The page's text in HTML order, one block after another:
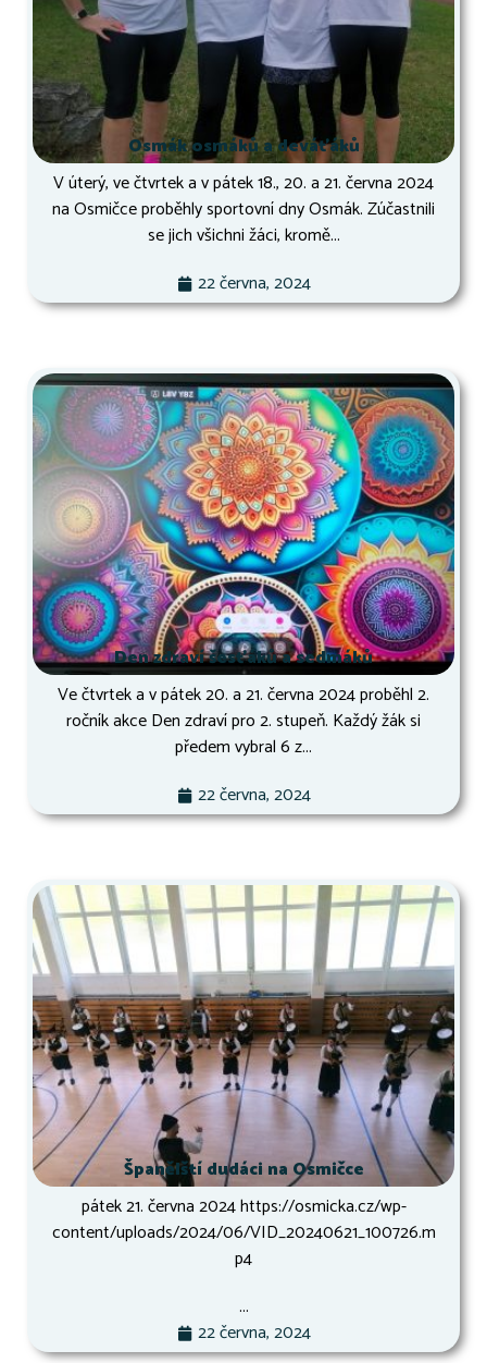
Osmák osmáků a deváťáků
V úterý, ve čtvrtek a v pátek 18., 20. a 21. června 2024
na Osmičce proběhly sportovní dny Osmák. Zúčastnili
se jich všichni žáci, kromě...
22 června, 2024
Den zdraví šesťáků a sedmáků
Ve čtvrtek a v pátek 20. a 21. června 2024 proběhl 2.
ročník akce Den zdraví pro 2. stupeň. Každý žák si
předem vybral 6 z...
22 června, 2024
Španělští dudáci na Osmičce
pátek 21. června 2024 https://osmicka.cz/wp-
content/uploads/2024/06/VID_20240621_100726.m
p4
...
22 června, 2024